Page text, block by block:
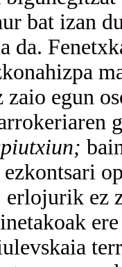
bat izan
da.
zaio egun
ez